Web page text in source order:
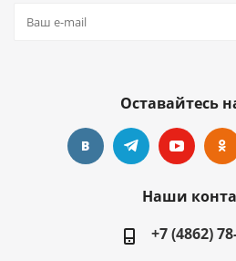
Оставайтесь
Наши
+7 (4862)